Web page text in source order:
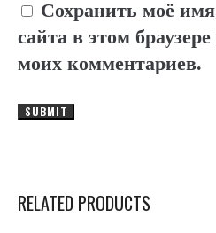
Сохранить моё
сайта в этом
моих комментариев.
RELATED PRODUCTS